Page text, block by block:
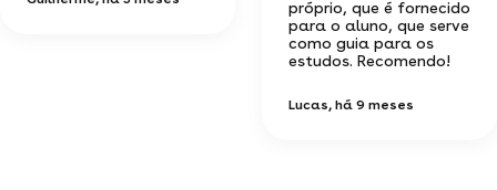
próprio, que é fornecido
para o aluno, que serve
como guia para os
estudos. Recomendo!
Lucas, há 9 meses